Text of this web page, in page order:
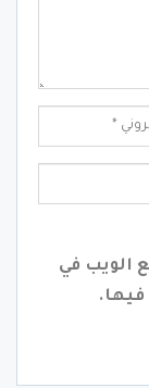
الويب في
فيها.